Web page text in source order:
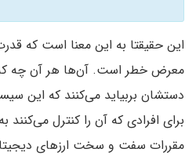
این حقیقتا به این معنا است که
معرض خطر است. آن‌ها هر آن چه که
دستشان بربیاید می‌کنند که این
برای افرادی که آن را کنترل می‌کنند
مقررات سفت و سخت ارزهای